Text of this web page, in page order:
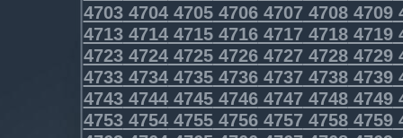
4703470447054706470747084709
4713471447154716471747184719
4723472447254726472747284729
4733473447354736473747384739
4743474447454746474747484749
4753475447554756475747584759